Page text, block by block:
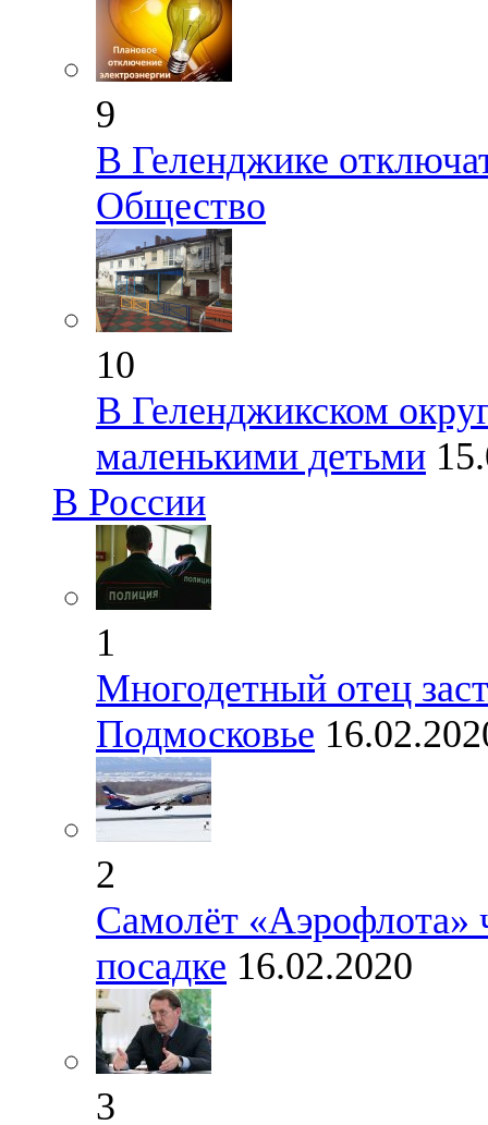
9
В Геленджике
Общество
10
В Геленджикском
маленькими детьми
В России
1
Многодетный отец
Подмосковье
2
Самолёт «Аэрофлота»
посадке 16.02.2020
3